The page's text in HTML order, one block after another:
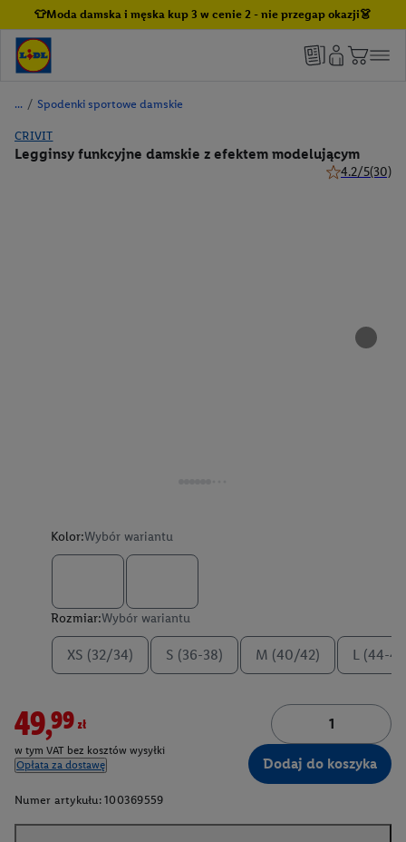
👕Moda damska i męska kup 3 w cenie 2 - nie przegap okazji👗
/ Spodenki sportowe damskie
CRIVIT
Legginsy funkcyjne damskie z efektem modelującym
4.2/5(30)
Kolor:Wybór wariantu
Rozmiar:Wybór wariantu
XS (32/34) S (36-38) M (40/42) L (44-
49,99zł
w tym VAT bez kosztów wysyłki
Opłata za dostawę
Dodaj do koszyka
Numer artykułu: 100369559